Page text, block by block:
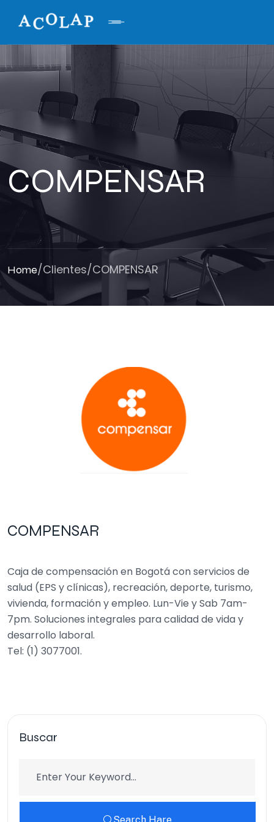
COMPENSAR
Home/Clientes/COMPENSAR
COMPENSAR
Caja de compensación en Bogotá con servicios de
salud (EPS y clínicas), recreación, deporte, turismo,
vivienda, formación y empleo. Lun-Vie y Sab 7am-
7pm. Soluciones integrales para calidad de vida y
desarrollo laboral.
Tel: (1) 3077001.
Buscar